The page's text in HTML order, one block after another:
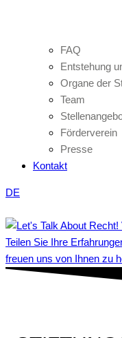
FAQ
Entstehung
Organe der
Team
Förderverein
Presse
Kontakt
DE
Teilen Sie Ihre
freuen uns von Ihnen zu